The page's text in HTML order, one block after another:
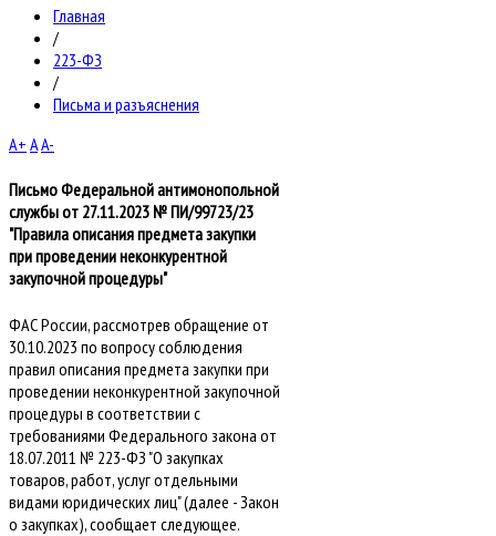
Главная
/
223-ФЗ
/
Письма и разъяснения
A+ AA-
Письмо Федеральной антимонопольной
службы от 27.11.2023 № ПИ/99723/23
"Правила описания предмета закупки
при проведении неконкурентной
закупочной процедуры"
ФАС России, рассмотрев обращение от
30.10.2023 по вопросу соблюдения
правил описания предмета закупки при
проведении неконкурентной закупочной
процедуры в соответствии с
требованиями Федерального закона от
18.07.2011 № 223-ФЗ "О закупках
товаров, работ, услуг отдельными
видами юридических лиц" (далее - Закон
о закупках), сообщает следующее.